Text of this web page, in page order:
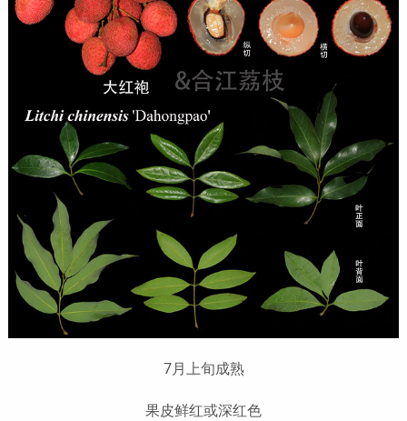
7月上旬成熟
果皮鲜红或深红色